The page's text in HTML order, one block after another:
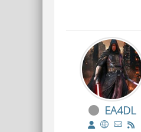
EA4DL